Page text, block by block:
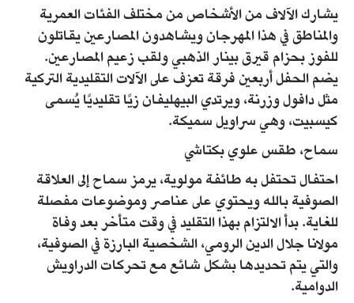
يشارك الآلاف من الأشخاص من مختلف الفئات العمرية
والمناطق في هذا المهرجان ويشاهدون المصارعين يقاتلون
للفوز بحزام قيرق بينار الذهبي ولقب زعيم المصارعين.
يضم الحفل أربعين فرقة تعزف على الآلات التقليدية التركية
مثل دافول وزرنة، ويرتدي البيهليفان زيًا تقليديًا يُسمى
كيسبيت، وهي سراويل سميكة.
سماح، طقس علوي بكتاشي
احتفال تحتفل به طائفة مولوية، يرمز سماح إلى العلاقة
الصوفية بالله ويحتوي على عناصر وموضوعات مفصلة
للغاية. بدأ الالتزام بهذا التقليد في وقت متأخر بعد وفاة
مولانا جلال الدين الرومي، الشخصية البارزة في الصوفية،
والتي يتم تحديدها بشكل شائع مع تحركات الدراويش
الدوامية.